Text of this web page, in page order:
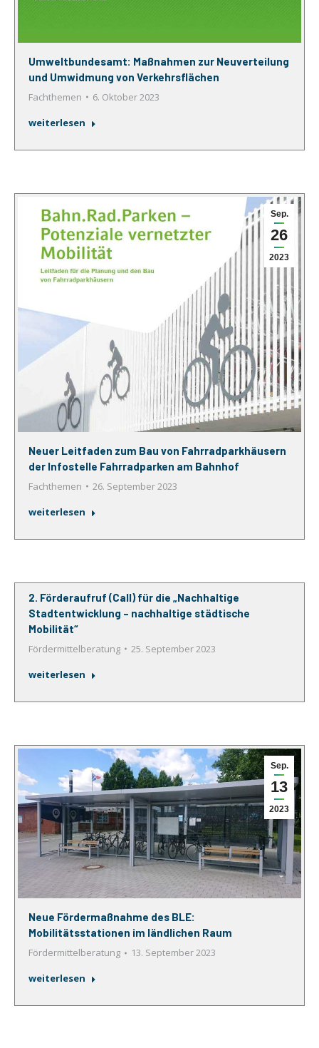
Umweltbundesamt: Maßnahmen zur Neuverteilung
und Umwidmung von Verkehrsflächen
Fachthemen
6. Oktober 2023
weiterlesen
Sep.
26
2023
Neuer Leitfaden zum Bau von Fahrradparkhäusern
der Infostelle Fahrradparken am Bahnhof
Fachthemen
26. September 2023
weiterlesen
2. Förderaufruf (Call) für die „Nachhaltige
Stadtentwicklung – nachhaltige städtische
Mobilität“
Fördermittelberatung
25. September 2023
weiterlesen
Sep.
13
2023
Neue Fördermaßnahme des BLE:
Mobilitätsstationen im ländlichen Raum
Fördermittelberatung
13. September 2023
weiterlesen